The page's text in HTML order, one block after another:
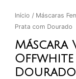
Início / Máscaras
Prata com Dourado
Máscara
Offwhite
Dourado